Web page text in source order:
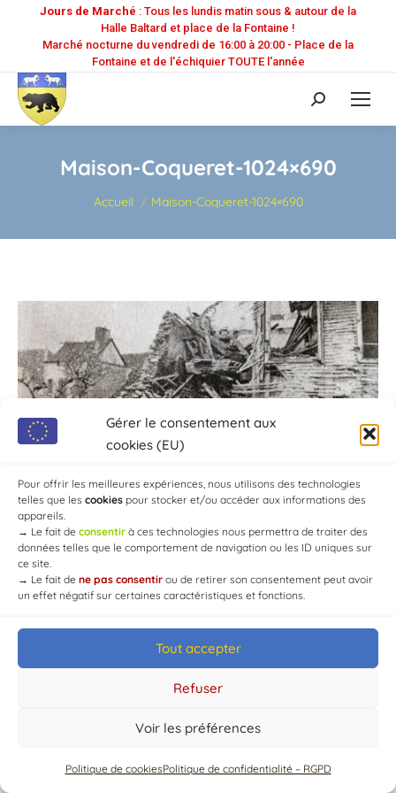
Gérer le consentement aux
cookies (EU)
Pour offrir les meilleures expériences, nous utilisons des technologies
telles que les cookies pour stocker et/ou accéder aux informations des
appareils.
→ Le fait de consentir à ces technologies nous permettra de traiter des
données telles que le comportement de navigation ou les ID uniques sur
ce site.
→ Le fait de ne pas consentir ou de retirer son consentement peut avoir
un effet négatif sur certaines caractéristiques et fonctions.
Tout accepter
Refuser
Voir les préférences
Politique de cookiesPolitique de confidentialité – RGPD
Jours de Marché : Tous les lundis matin sous & autour de la
Halle Baltard et place de la Fontaine !
Marché nocturne du vendredi de 16:00 à 20:00 - Place de la
Fontaine et de l'échiquier TOUTE l'année
Recherche
:
Maison-Coqueret-1024×690
Vous êtes ici :
Accueil Maison-Coqueret-1024×690